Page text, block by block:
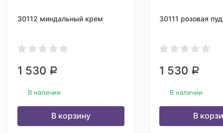
30112 миндальный крем
1 530 Р
В наличии
В корзину
30111 розовая
1 530 Р
В наличии
В